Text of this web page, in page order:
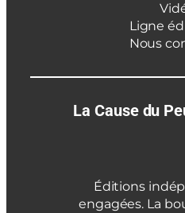
Ligne
Nous
La Cause du
Éditions
engagées. La